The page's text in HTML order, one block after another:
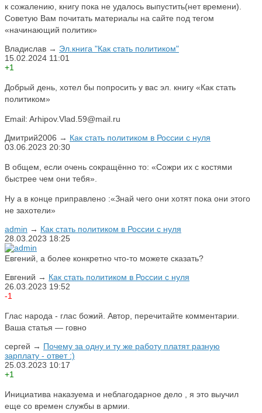
к сожалению, книгу пока не удалось выпустить(нет времени).
Советую Вам почитать материалы на сайте под тегом
«начинающий политик»
Владислав → Эл.книга "Как стать политиком"
15.02.2024 11:01
+1
Добрый день, хотел бы попросить у вас эл. книгу «Как стать
политиком»
Email: Arhipov.Vlad.59@mail.ru
Дмитрий2006 → Как стать политиком в России с нуля
03.06.2023 20:30
В общем, если очень сокращённо то: «Сожри их с костями
быстрее чем они тебя».
Ну а в конце приправлено :«Знай чего они хотят пока они этого
не захотели»
admin → Как стать политиком в России с нуля
28.03.2023 18:25
Евгений, а более конкретно что-то можете сказать?
Евгений → Как стать политиком в России с нуля
26.03.2023 19:52
-1
Глас народа - глас божий. Автор, перечитайте комментарии.
Ваша статья — говно
сергей → Почему за одну и ту же работу платят разную
зарплату - ответ :)
25.03.2023 10:17
+1
Инициатива наказуема и неблагодарное дело , я это выучил
еще со времен службы в армии.